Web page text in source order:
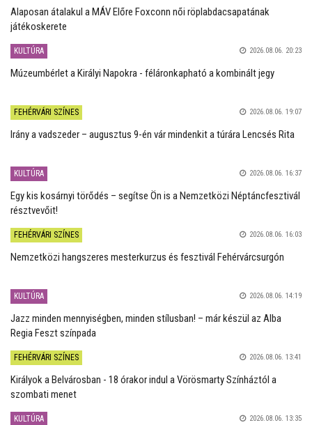
Alaposan átalakul a MÁV Előre Foxconn női röplabdacsapatának
játékoskerete
KULTÚRA 2026.08.06. 20:23
Múzeumbérlet a Királyi Napokra - féláronkapható a kombinált jegy
FEHÉRVÁRI SZÍNES 2026.08.06. 19:07
Irány a vadszeder – augusztus 9-én vár mindenkit a túrára Lencsés Rita
KULTÚRA 2026.08.06. 16:37
Egy kis kosárnyi törődés – segítse Ön is a Nemzetközi Néptáncfesztivál
résztvevőit!
FEHÉRVÁRI SZÍNES 2026.08.06. 16:03
Nemzetközi hangszeres mesterkurzus és fesztivál Fehérvárcsurgón
KULTÚRA 2026.08.06. 14:19
Jazz minden mennyiségben, minden stílusban! – már készül az Alba
Regia Feszt színpada
FEHÉRVÁRI SZÍNES 2026.08.06. 13:41
Királyok a Belvárosban - 18 órakor indul a Vörösmarty Színháztól a
szombati menet
KULTÚRA 2026.08.06. 13:35